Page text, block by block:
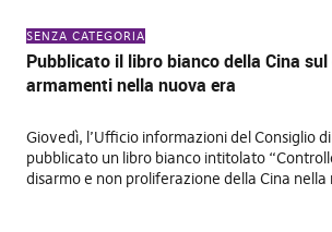
SENZA CATEGORIA
Pubblicato il libro bianco della Cina
armamenti nella nuova era
Giovedì, l’Ufficio informazioni del Consiglio
pubblicato un libro bianco intitolato
disarmo e non proliferazione della Cina nella